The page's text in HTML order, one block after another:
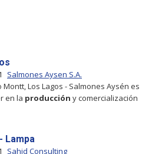
Salmones Aysen S.A.
Montt, Los Lagos - Salmones Aysén es
en la producción y comercialización
Lampa
Sahid Consulting